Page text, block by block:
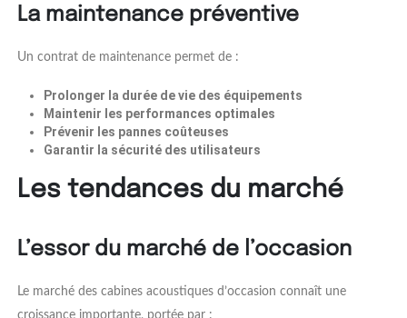
La maintenance préventive
Un contrat de maintenance permet de :
Prolonger la durée de vie des équipements
Maintenir les performances optimales
Prévenir les pannes coûteuses
Garantir la sécurité des utilisateurs
Les tendances du marché
L’essor du marché de l’occasion
Le marché des cabines acoustiques d’occasion connaît une
croissance importante, portée par :